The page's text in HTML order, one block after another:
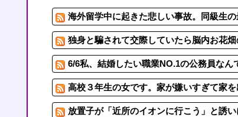
姪っ子とクレープを買っていたら不審者と間
【スキー場マジック】付き合ってた当初は逞
新しいペットを首に巻いて玄関を開けたら…居
海外留学中に起きた悲しい事故。同級生
独身と騙されて交際していたら脳内お花
6/6私、結婚したい職業NO.1の公務員な
高校３年生の女です。家が嫌いすぎて家
放置子が「近所のイオンに行こう」と誘